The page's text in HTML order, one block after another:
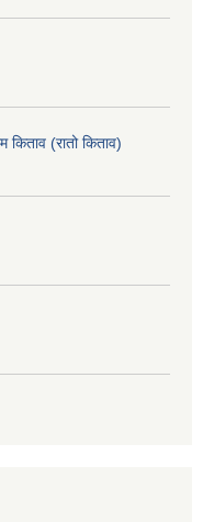
(रातो किताव)